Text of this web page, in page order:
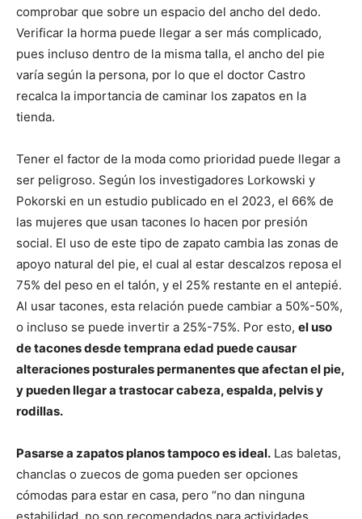
comprobar que sobre un espacio del ancho del dedo.
Verificar la horma puede llegar a ser más complicado,
pues incluso dentro de la misma talla, el ancho del pie
varía según la persona, por lo que el doctor Castro
recalca la importancia de caminar los zapatos en la
tienda.
Tener el factor de la moda como prioridad puede llegar a
ser peligroso. Según los investigadores Lorkowski y
Pokorski en un estudio publicado en el 2023, el 66% de
las mujeres que usan tacones lo hacen por presión
social. El uso de este tipo de zapato cambia las zonas de
apoyo natural del pie, el cual al estar descalzos reposa el
75% del peso en el talón, y el 25% restante en el antepié.
Al usar tacones, esta relación puede cambiar a 50%-50%,
o incluso se puede invertir a 25%-75%. Por esto, el uso
de tacones desde temprana edad puede causar
alteraciones posturales permanentes que afectan el pie,
y pueden llegar a trastocar cabeza, espalda, pelvis y
rodillas.
Pasarse a zapatos planos tampoco es ideal. Las baletas,
chanclas o zuecos de goma pueden ser opciones
cómodas para estar en casa, pero “no dan ninguna